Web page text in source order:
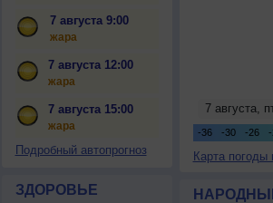
7 августа 9:00
жара
7 августа 12:00
жара
7 августа 15:00
жара
Подробный автопрогноз
ЗДОРОВЬЕ
Карта погоды